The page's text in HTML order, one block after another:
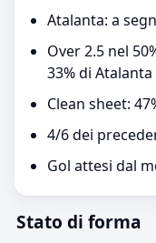
Atalanta: a
Over 2.5 nel
33% di Atalanta
Clean sheet:
4/6 dei
Gol attesi dal
Stato di forma